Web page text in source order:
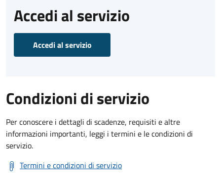
Accedi al servizio
Accedi al servizio
Condizioni di servizio
Per conoscere i dettagli di scadenze, requisiti e altre
informazioni importanti, leggi i termini e le condizioni di
servizio.
Termini e condizioni di servizio